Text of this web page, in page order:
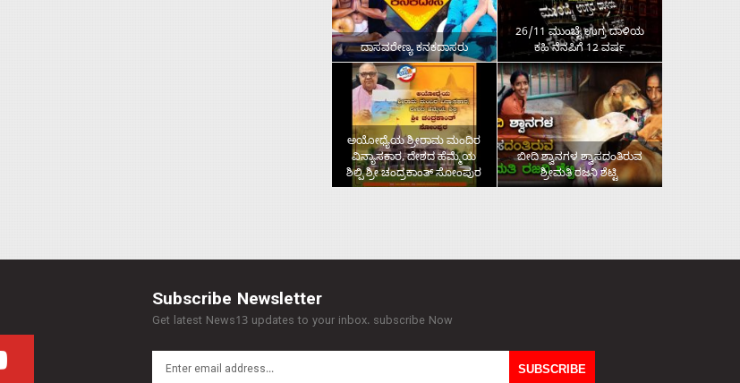
ದಾಸವರೇಣ್ಯ ಕನಕದಾಸರು
26/11 ಮುಂಬೈ ಉಗ್ರ ದಾಳಿಯ
ಕಹಿ ನೆನಪಿಗೆ 12 ವರ್ಷ
ಅಯೋಧ್ಯೆಯ ಶ್ರೀರಾಮ ಮಂದಿರ
ವಿನ್ಯಾಸಕಾರ, ದೇಶದ ಹೆಮ್ಮೆಯ
ಶಿಲ್ಪಿ ಶ್ರೀ ಚಂದ್ರಕಾಂತ್‌ ಸೋಂಪುರ
ಬೀದಿ ಶ್ವಾನಗಳ ಶ್ವಾಸದಂತಿರುವ
ಶ್ರೀಮತಿ ರಜನಿ ಶೆಟ್ಟಿ
Subscribe Newsletter
Get latest News13 updates to your inbox. subscribe Now